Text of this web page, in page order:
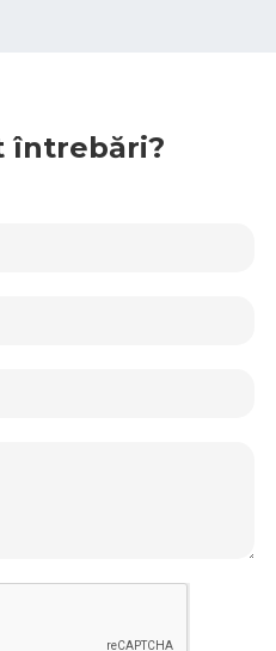
întrebări?